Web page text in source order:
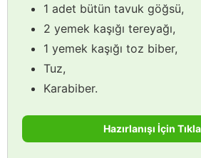
1 adet bütün tavuk göğsü,
2 yemek kaşığı tereyağı,
1 yemek kaşığı toz biber,
Tuz,
Karabiber.
Hazırlanışı İçin